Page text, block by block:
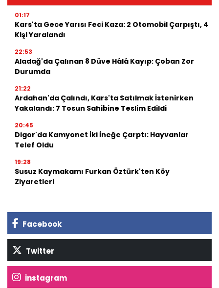
01:17
Kars'ta Gece Yarısı Feci Kaza: 2 Otomobil Çarpıştı, 4
Kişi Yaralandı
22:53
Aladağ'da Çalınan 8 Düve Hâlâ Kayıp: Çoban Zor
Durumda
21:22
Ardahan'da Çalındı, Kars'ta Satılmak İstenirken
Yakalandı: 7 Tosun Sahibine Teslim Edildi
20:45
Digor'da Kamyonet İki İneğe Çarptı: Hayvanlar
Telef Oldu
19:28
Susuz Kaymakamı Furkan Öztürk'ten Köy
Ziyaretleri
Facebook
Twitter
İnstagram